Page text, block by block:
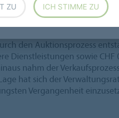
Dr.
den Auktionsprozess
Dienstleistungen sowie CHF
nahm der
hat sich der
Vergangenheit
ZU ICH STIMME ZU